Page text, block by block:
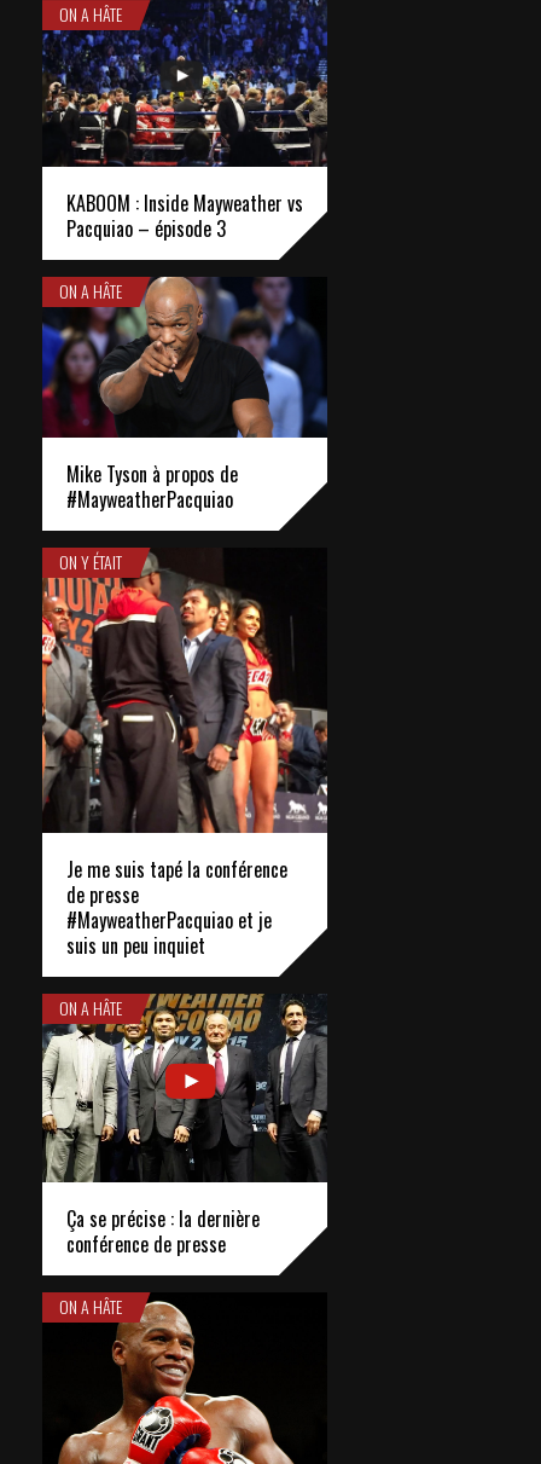
ON A HÂTE
KABOOM : Inside Mayweather vs
Pacquiao – épisode 3
ON A HÂTE
Mike Tyson à propos de
#MayweatherPacquiao
ON Y ÉTAIT
Je me suis tapé la conférence
de presse
#MayweatherPacquiao et je
suis un peu inquiet
ON A HÂTE
Ça se précise : la dernière
conférence de presse
ON A HÂTE